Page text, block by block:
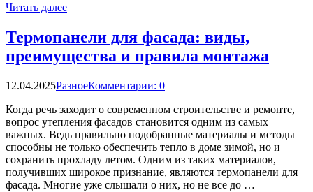
Читать далее
Термопанели для фасада: виды,
преимущества и правила монтажа
12.04.2025РазноеКомментарии: 0
Когда речь заходит о современном строительстве и ремонте,
вопрос утепления фасадов становится одним из самых
важных. Ведь правильно подобранные материалы и методы
способны не только обеспечить тепло в доме зимой, но и
сохранить прохладу летом. Одним из таких материалов,
получивших широкое признание, являются термопанели для
фасада. Многие уже слышали о них, но не все до …